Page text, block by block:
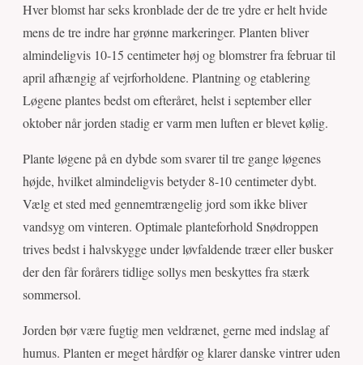
Hver blomst har seks kronblade der de tre ydre er helt hvide
mens de tre indre har grønne markeringer. Planten bliver
almindeligvis 10-15 centimeter høj og blomstrer fra februar til
april afhængig af vejrforholdene. Plantning og etablering
Løgene plantes bedst om efteråret, helst i september eller
oktober når jorden stadig er varm men luften er blevet kølig.
Plante løgene på en dybde som svarer til tre gange løgenes
højde, hvilket almindeligvis betyder 8-10 centimeter dybt.
Vælg et sted med gennemtrængelig jord som ikke bliver
vandsyg om vinteren. Optimale planteforhold Snødroppen
trives bedst i halvskygge under løvfaldende træer eller busker
der den får forårers tidlige sollys men beskyttes fra stærk
sommersol.
Jorden bør være fugtig men veldrænet, gerne med indslag af
humus. Planten er meget hårdfør og klarer danske vintrer uden